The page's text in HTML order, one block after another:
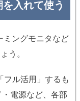
入れて使う
ングモニタなど
う。
フル活用」するも
電源など、各部